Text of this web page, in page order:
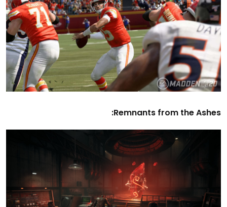
Remnants from the Ashes: